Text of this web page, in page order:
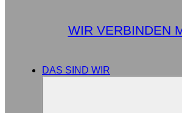
WIR VERBINDEN
DAS SIND WIR